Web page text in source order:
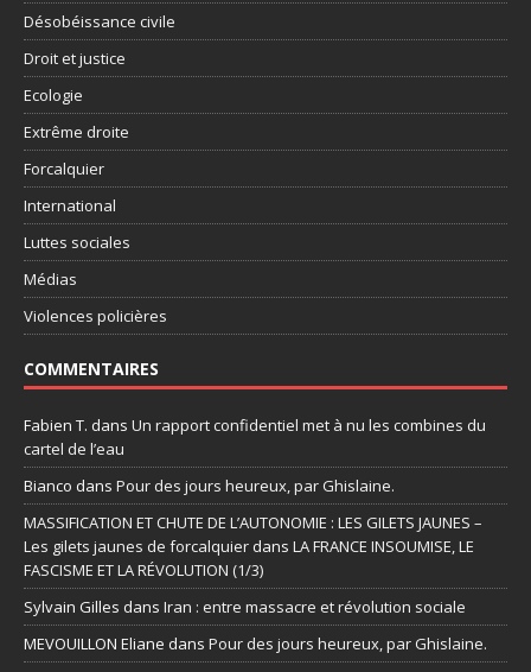
Désobéissance civile
Droit et justice
Ecologie
Extrême droite
Forcalquier
International
Luttes sociales
Médias
Violences policières
COMMENTAIRES
Fabien T. dans Un rapport confidentiel met à nu les combines du
cartel de l’eau
Bianco dans Pour des jours heureux, par Ghislaine.
MASSIFICATION ET CHUTE DE L’AUTONOMIE : LES GILETS JAUNES –
Les gilets jaunes de forcalquier dans LA FRANCE INSOUMISE, LE
FASCISME ET LA RÉVOLUTION (1/3)
Sylvain Gilles dans Iran : entre massacre et révolution sociale
MEVOUILLON Eliane dans Pour des jours heureux, par Ghislaine.